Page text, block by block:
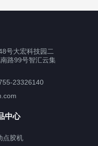
号大宏科技园二
路99号智汇云集
23326140
中心
点胶机